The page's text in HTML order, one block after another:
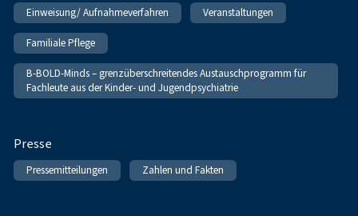
Einweisung/ Aufnahmeverfahren Veranstaltungen
Familiale Pflege
B-BOLD-Minds – grenzüberschreitendes Austauschprogramm für
Fachleute aus der Kinder- und Jugendpsychiatrie
Presse
Pressemitteilungen Zahlen und Fakten